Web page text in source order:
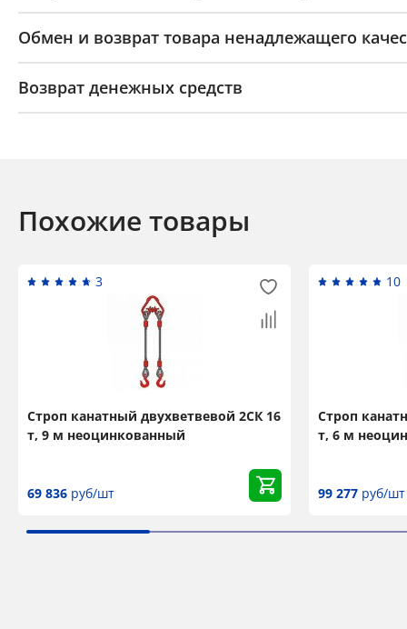
Обмен и возврат товара ненадлежащего
Возврат денежных средств
Похожие товары
3
Строп канатный двухветвевой 2СК 16
т, 9 м неоцинкованный
69 836 руб/шт
10
Строп
т, 6 м
99 277 руб/шт